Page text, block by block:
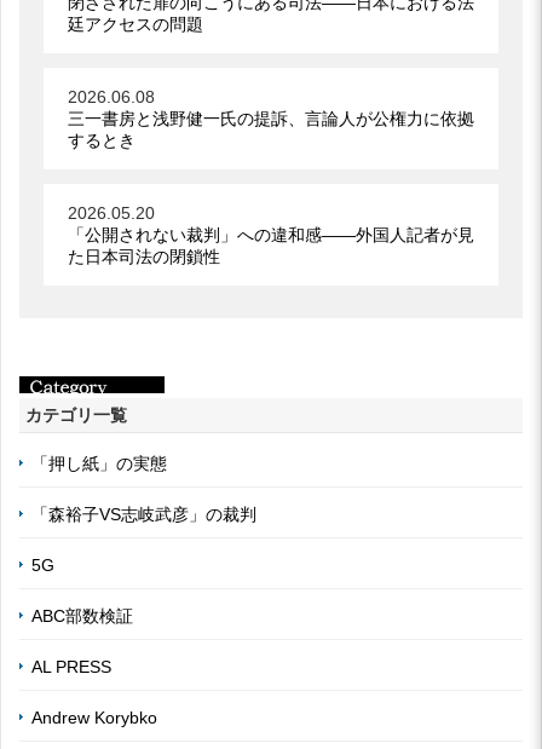
廷アクセスの問題
2026.06.08
三一書房と浅野健一氏の提訴、言論人が公権力に依拠
するとき
2026.05.20
「公開されない裁判」への違和感――外国人記者が見
た日本司法の閉鎖性
カテゴリ一覧
「押し紙」の実態
「森裕子VS志岐武彦」の裁判
5G
ABC部数検証
AL PRESS
Andrew Korybko